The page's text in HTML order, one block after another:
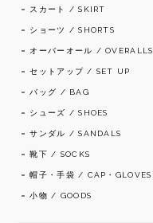
スカート / SKIRT
ショーツ / SHORTS
オーバーオール / OVERALLS
セットアップ / SET UP
バッグ / BAG
シューズ / SHOES
サンダル / SANDALS
靴下 / SOCKS
帽子・手袋 / CAP・GLOVES
小物 / GOODS